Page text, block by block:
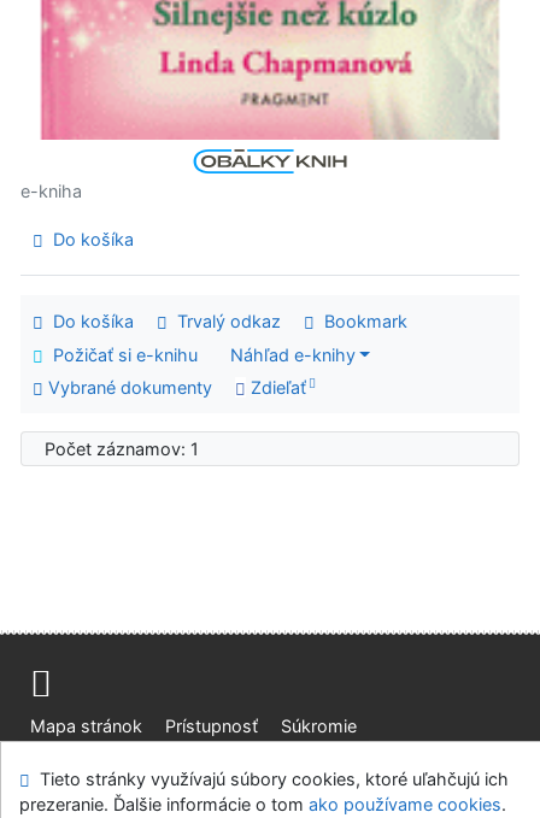
e-kniha
Do košíka
Do košíka Trvalý odkaz
Bookmark
Požičať si e-knihu
Náhľad e-knihy
Vybrané dokumenty
Zdieľať
Počet záznamov: 1
Mapa stránok Prístupnosť
Súkromie
Tieto stránky využívajú súbory cookies, ktoré uľahčujú ich
prezeranie. Ďalšie informácie o tom ako používame cookies.